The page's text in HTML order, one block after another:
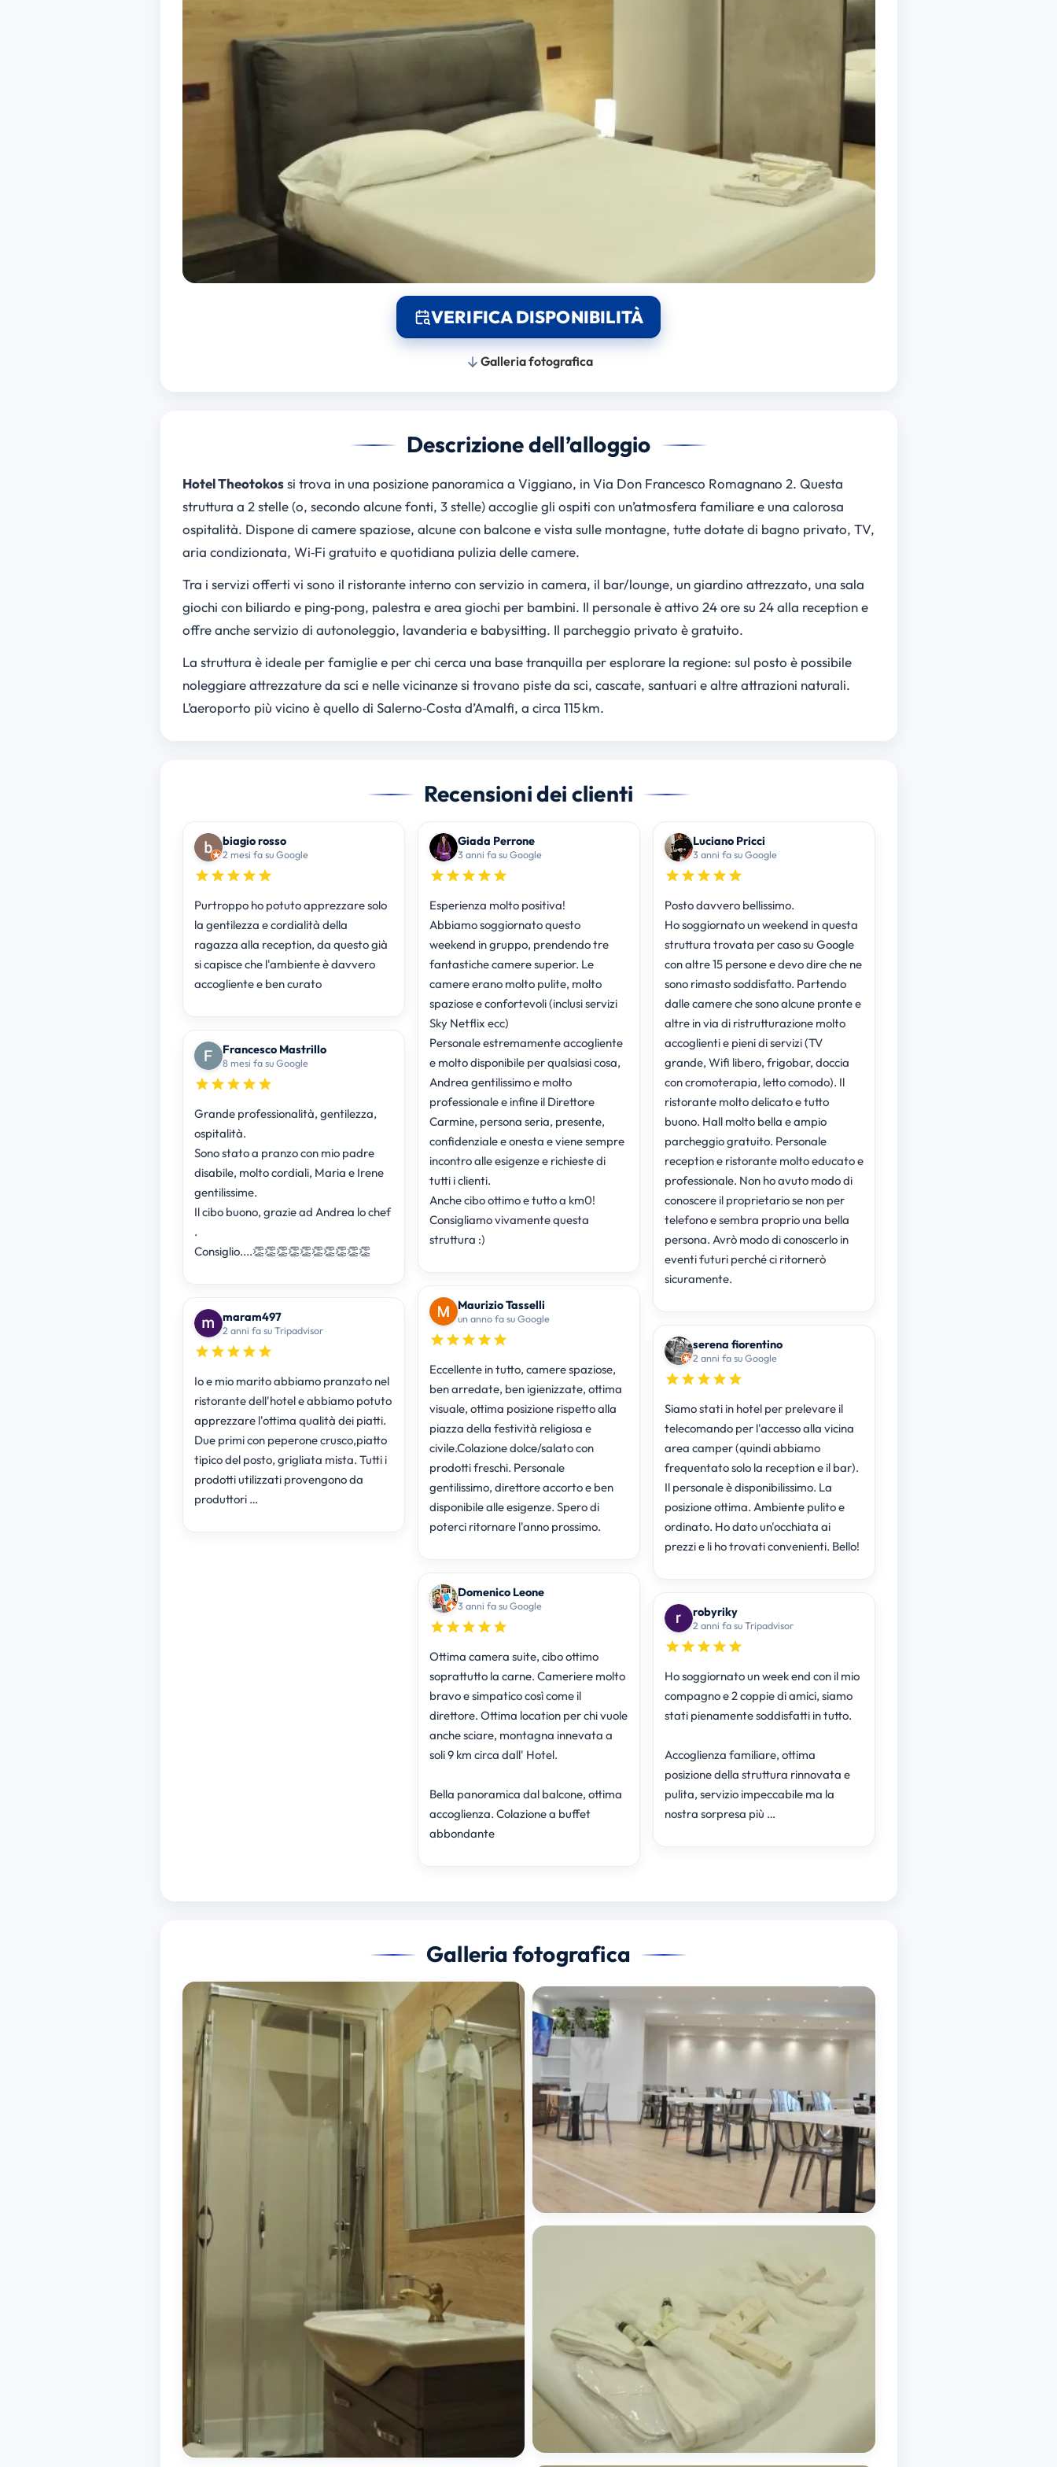
VERIFICA DISPONIBILITÀ
Galleria fotografica
Descrizione dell’alloggio
Hotel Theotokossi trova in una posizione panoramica a Viggiano, in Via Don Francesco Romagnano 2. Questa
struttura a 2 stelle (o, secondo alcune fonti, 3 stelle) accoglie gli ospiti con un’atmosfera familiare e una calorosa
ospitalità. Dispone di camere spaziose, alcune con balcone e vista sulle montagne, tutte dotate di bagno privato, TV,
aria condizionata, Wi‑Fi gratuito e quotidiana pulizia delle camere.
Tra i servizi offerti vi sono il ristorante interno con servizio in camera, il bar/lounge, un giardino attrezzato, una sala
giochi con biliardo e ping‑pong, palestra e area giochi per bambini. Il personale è attivo 24 ore su 24 alla reception e
offre anche servizio di autonoleggio, lavanderia e babysitting. Il parcheggio privato è gratuito.
La struttura è ideale per famiglie e per chi cerca una base tranquilla per esplorare la regione: sul posto è possibile
noleggiare attrezzature da sci e nelle vicinanze si trovano piste da sci, cascate, santuari e altre attrazioni naturali.
L’aeroporto più vicino è quello di Salerno‑Costa d’Amalfi, a circa 115 km.
Recensioni dei clienti
biagio rosso
2 mesi fa su Google
Purtroppo ho potuto apprezzare solo
la gentilezza e cordialità della
ragazza alla reception, da questo già
si capisce che l'ambiente è davvero
accogliente e ben curato
Francesco Mastrillo
8 mesi fa su Google
Grande professionalità, gentilezza,
ospitalità.
Sono stato a pranzo con mio padre
disabile, molto cordiali, Maria e Irene
gentilissime.
Il cibo buono, grazie ad Andrea lo chef
.
Consiglio....👏👏👏👏👏👏👏👏👏👏
maram497
2 anni fa su Tripadvisor
Io e mio marito abbiamo pranzato nel
ristorante dell'hotel e abbiamo potuto
apprezzare l'ottima qualità dei piatti.
Due primi con peperone crusco,piatto
tipico del posto, grigliata mista. Tutti i
prodotti utilizzati provengono da
produttori …
Giada Perrone
3 anni fa su Google
Esperienza molto positiva!
Abbiamo soggiornato questo
weekend in gruppo, prendendo tre
fantastiche camere superior. Le
camere erano molto pulite, molto
spaziose e confortevoli (inclusi servizi
Sky Netflix ecc)
Personale estremamente accogliente
e molto disponibile per qualsiasi cosa,
Andrea gentilissimo e molto
professionale e infine il Direttore
Carmine, persona seria, presente,
confidenziale e onesta e viene sempre
incontro alle esigenze e richieste di
tutti i clienti.
Anche cibo ottimo e tutto a km0!
Consigliamo vivamente questa
struttura :)
Maurizio Tasselli
un anno fa su Google
Eccellente in tutto, camere spaziose,
ben arredate, ben igienizzate, ottima
visuale, ottima posizione rispetto alla
piazza della festività religiosa e
civile.Colazione dolce/salato con
prodotti freschi. Personale
gentilissimo, direttore accorto e ben
disponibile alle esigenze. Spero di
poterci ritornare l'anno prossimo.
Domenico Leone
3 anni fa su Google
Ottima camera suite, cibo ottimo
soprattutto la carne. Cameriere molto
bravo e simpatico così come il
direttore. Ottima location per chi vuole
anche sciare, montagna innevata a
soli 9 km circa dall' Hotel.
Bella panoramica dal balcone, ottima
accoglienza. Colazione a buffet
abbondante
Luciano Pricci
3 anni fa su Google
Posto davvero bellissimo.
Ho soggiornato un weekend in questa
struttura trovata per caso su Google
con altre 15 persone e devo dire che ne
sono rimasto soddisfatto. Partendo
dalle camere che sono alcune pronte e
altre in via di ristrutturazione molto
accoglienti e pieni di servizi (TV
grande, Wifi libero, frigobar, doccia
con cromoterapia, letto comodo). Il
ristorante molto delicato e tutto
buono. Hall molto bella e ampio
parcheggio gratuito. Personale
reception e ristorante molto educato e
professionale. Non ho avuto modo di
conoscere il proprietario se non per
telefono e sembra proprio una bella
persona. Avrò modo di conoscerlo in
eventi futuri perché ci ritornerò
sicuramente.
serena fiorentino
2 anni fa su Google
Siamo stati in hotel per prelevare il
telecomando per l'accesso alla vicina
area camper (quindi abbiamo
frequentato solo la reception e il bar).
Il personale è disponibilissimo. La
posizione ottima. Ambiente pulito e
ordinato. Ho dato un'occhiata ai
prezzi e li ho trovati convenienti. Bello!
robyriky
2 anni fa su Tripadvisor
Ho soggiornato un week end con il mio
compagno e 2 coppie di amici, siamo
stati pienamente soddisfatti in tutto.
Accoglienza familiare, ottima
posizione della struttura rinnovata e
pulita, servizio impeccabile ma la
nostra sorpresa più …
Galleria fotografica